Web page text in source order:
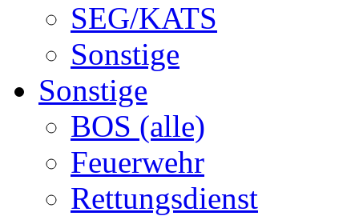
SEG/KATS
Sonstige
Sonstige
BOS (alle)
Feuerwehr
Rettungsdienst